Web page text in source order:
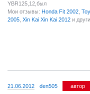
YBR125,12,был
Мои отзывы: Honda Fit 2002
2005 Xin Kai Xin Kai 2012 и
21.06.2012 den505 автор